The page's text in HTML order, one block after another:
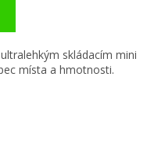
skládacím mini
místa a hmotnosti.